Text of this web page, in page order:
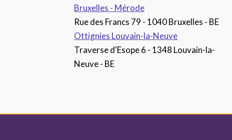
Bruxelles - Mérode
Rue des Francs 79 - 1040 Bruxelles - BE
Ottignies Louvain-la-Neuve
Traverse d'Esope 6 - 1348 Louvain-la-
Neuve - BE